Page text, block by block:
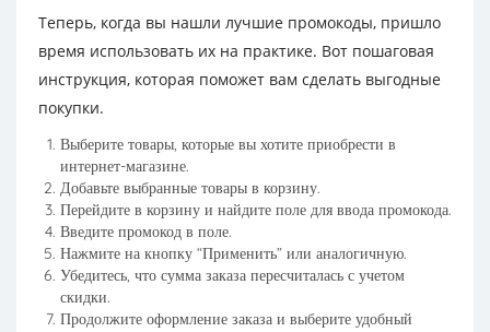
Теперь, когда вы нашли лучшие промокоды, пришло
время использовать их на практике. Вот пошаговая
инструкция, которая поможет вам сделать выгодные
покупки.
Выберите товары, которые вы хотите приобрести в
интернет-магазине.
Добавьте выбранные товары в корзину.
Перейдите в корзину и найдите поле для ввода промокода.
Введите промокод в поле.
Нажмите на кнопку “Применить” или аналогичную.
Убедитесь, что сумма заказа пересчиталась с учетом
скидки.
Продолжите оформление заказа и выберите удобный